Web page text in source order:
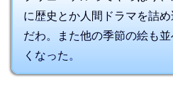
に歴史とか人間ドラマを詰
だわ。また他の季節の絵も並
くなった。